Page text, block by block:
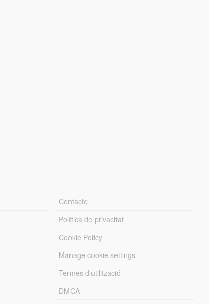
Contacte
Política de privacitat
Cookie Policy
Manage cookie settings
Termes d'utilització
DMCA